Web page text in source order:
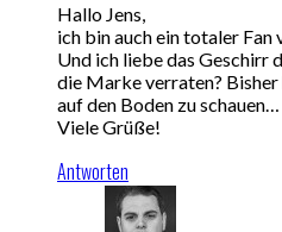
Hallo Jens,
ich bin auch ein totaler Fan
Und ich liebe das Geschirr
die Marke verraten? Bisher
auf den Boden zu schauen…
Viele Grüße!
Antworten